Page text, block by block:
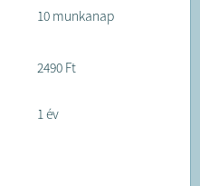
10 munkanap
2490 Ft
1 év